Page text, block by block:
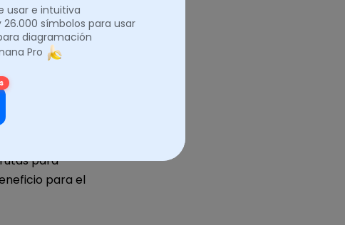
para
para el
usar e intuitiva
26.000 símbolos para usar
diagramación
Pro